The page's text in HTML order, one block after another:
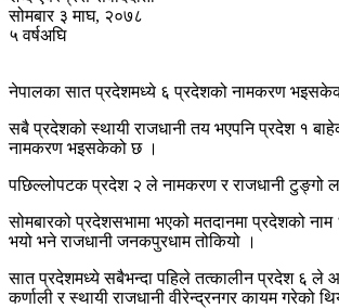
सोमबार ३ माघ, २०७८
५ वर्षअघि
नेपालका सात प्रदेशमध्ये ६ प्रदेशको नामकरण
सबै प्रदेशको स्थायी राजधानी तय भएपनि प्रदेश १
नामकरण भइसकेको छ ।
पछिल्लोपटक प्रदेश २ ले नामकरण र राजधानी टुङ्गो
सोमबारको प्रदेशसभामा भएको मतदानमा प्रदेशको
भयो भने राजधानी जनकपुरधाम तोकियो ।
सात प्रदेशमध्ये सबैभन्दा पहिले तत्कालीन प्रदेश ६ ले
कर्णाली र स्थायी राजधानी वीरेन्द्रनगर कायम गरेको